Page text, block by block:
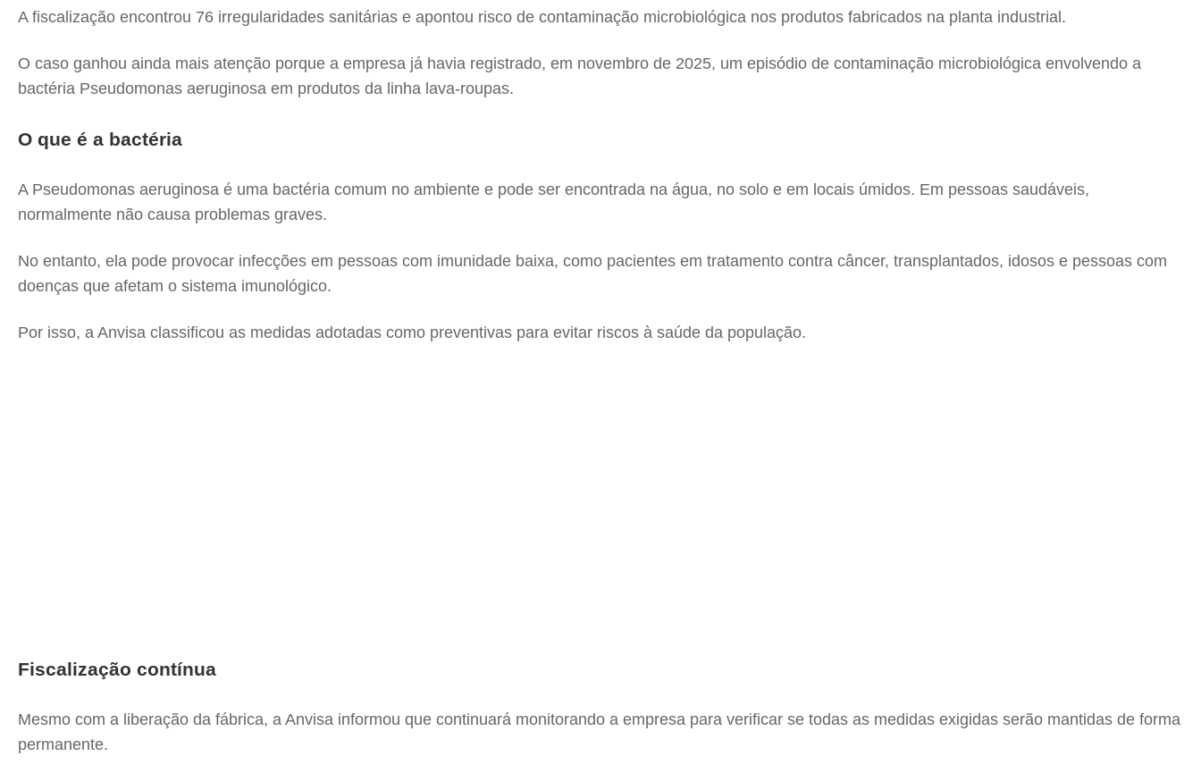
A fiscalização encontrou 76 irregularidades sanitárias e apontou risco de contaminação microbiológica nos produtos fabricados na planta industrial.
O caso ganhou ainda mais atenção porque a empresa já havia registrado, em novembro de 2025, um episódio de contaminação microbiológica envolvendo a
bactéria Pseudomonas aeruginosa em produtos da linha lava-roupas.
O que é a bactéria
A Pseudomonas aeruginosa é uma bactéria comum no ambiente e pode ser encontrada na água, no solo e em locais úmidos. Em pessoas saudáveis,
normalmente não causa problemas graves.
No entanto, ela pode provocar infecções em pessoas com imunidade baixa, como pacientes em tratamento contra câncer, transplantados, idosos e pessoas com
doenças que afetam o sistema imunológico.
Por isso, a Anvisa classificou as medidas adotadas como preventivas para evitar riscos à saúde da população.
Fiscalização contínua
Mesmo com a liberação da fábrica, a Anvisa informou que continuará monitorando a empresa para verificar se todas as medidas exigidas serão mantidas de forma
permanente.